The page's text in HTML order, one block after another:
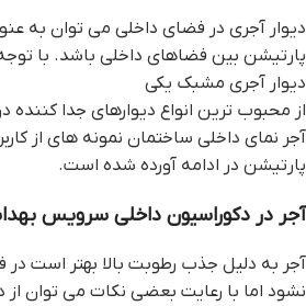
دیوار آجری در فضای داخلی می توان به
پارتیشن بین فضاهای داخلی باشد. با
دیوار آجری مشبک یکی
از محبوب ترین انواع دیوارهای جدا
آجر نمای داخلی ساختمان نمونه های از
پارتیشن در ادامه آورده شده است.
آجر در دکوراسیون داخلی سرویس
آجر به دلیل جذب رطوبت بالا بهتر است
نشود اما با رعایت بعضی نکات می توان از